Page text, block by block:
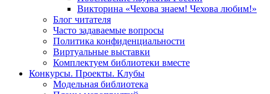
Викторина «Чехова знаем! Чехова любим!»
Блог читателя
Часто задаваемые вопросы
Политика конфиденциальности
Виртуальные выставки
Комплектуем библиотеки вместе
Конкурсы. Проекты. Клубы
Модельная библиотека